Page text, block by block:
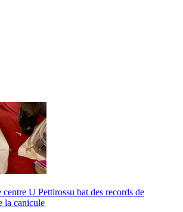
U Pettirossu bat des records de
la canicule